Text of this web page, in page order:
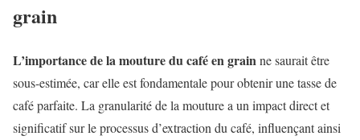
grain
L’importance de la mouture du café en grainne saurait être
sous-estimée, car elle est fondamentale pour obtenir une tasse de
café parfaite. La granularité de la mouture a un impact direct et
significatif sur le processus d’extraction du café, influençant ainsi